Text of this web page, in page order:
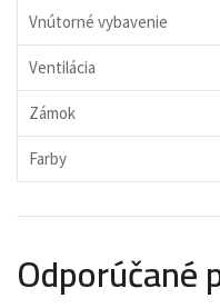
Vnútorné vybavenie
Ventilácia
Zámok
Farby
Odporúčané